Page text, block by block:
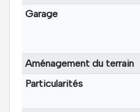
Garage
Aménagement du terrain
Particularités